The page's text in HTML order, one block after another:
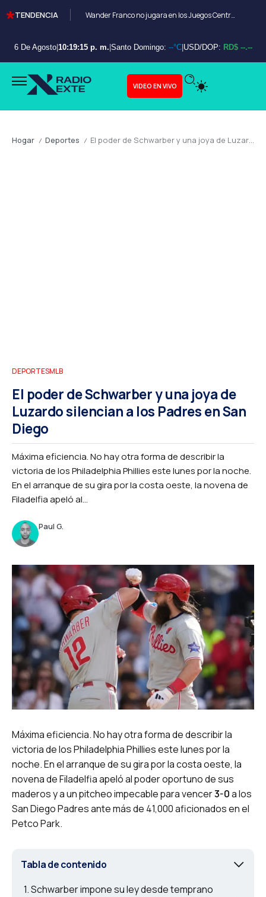
TENDENCIA Wander Franco no jugara en los Juegos Centroamericanos y de el Caribe Santo Domingo 2026
6 De Agosto| 10:19:17 p. m. Santo Domingo: --°C| USD/DOP: RD$ --.--
VIDEO EN VIVO
Hogar / Deportes / El poder de Schwarber y una joya de Luzardo silencian a los Padres en San Diego
DEPORTESMLB
El poder de Schwarber y una joya de
Luzardo silencian a los Padres en San
Diego
Máxima eficiencia. No hay otra forma de describir la
victoria de los Philadelphia Phillies este lunes por la noche.
En el arranque de su gira por la costa oeste, la novena de
Filadelfia apeló al...
Paul G.
Máxima eficiencia. No hay otra forma de describir la
victoria de los Philadelphia Phillies este lunes por la
noche. En el arranque de su gira por la costa oeste, la
novena de Filadelfia apeló al poder oportuno de sus
maderos y a un pitcheo impecable para vencer3-0a los
San Diego Padres ante más de 41,000 aficionados en el
Petco Park.
Tabla de contenido
Schwarber impone su ley desde temprano